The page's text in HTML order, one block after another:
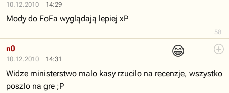
10.12.2010 14:29
58
Mody do FoFa wyglądają lepiej xP
10.12.2010 14:31
😁
n0
Widze ministerstwo malo kasy rzucilo na recenzje, wszystko
poszlo na gre ;P